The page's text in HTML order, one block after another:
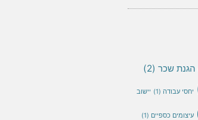
הגנת שכר (2)
יחסי עבודה (1) יישוב
עיצומים כספיים (1)